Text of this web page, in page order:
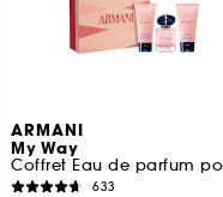
ARMANI
My Way
633